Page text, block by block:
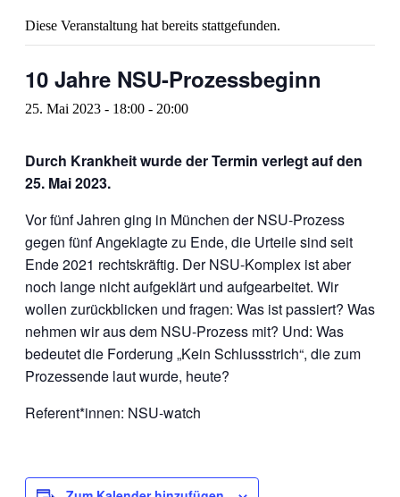
Diese Veranstaltung hat bereits stattgefunden.
10 Jahre NSU-Prozessbeginn
25. Mai 2023 - 18:00 - 20:00
Durch Krankheit wurde der Termin verlegt auf den
25. Mai 2023.
Vor fünf Jahren ging in München der NSU-Prozess
gegen fünf Angeklagte zu Ende, die Urteile sind seit
Ende 2021 rechtskräftig. Der NSU-Komplex ist aber
noch lange nicht aufgeklärt und aufgearbeitet. Wir
wollen zurückblicken und fragen: Was ist passiert? Was
nehmen wir aus dem NSU-Prozess mit? Und: Was
bedeutet die Forderung „Kein Schlussstrich“, die zum
Prozessende laut wurde, heute?
Referent*innen: NSU-watch